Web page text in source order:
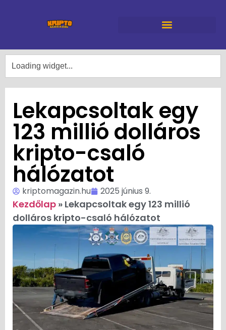
Lekapcsoltak egy
123 millió dolláros
kripto-csaló
hálózatot
kriptomagazin.hu 2025 június 9.
Kezdőlap » Lekapcsoltak egy 123 millió
dolláros kripto-csaló hálózatot